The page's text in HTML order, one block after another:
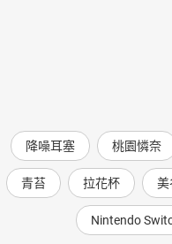
降噪耳塞 桃園憐奈
青苔 拉花杯 美
Nintendo